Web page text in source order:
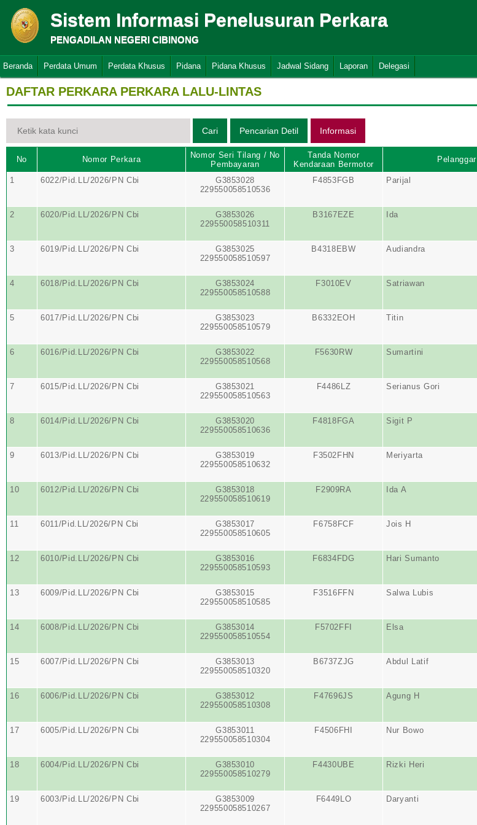
Sistem Informasi Penelusuran Perkara
PENGADILAN NEGERI CIBINONG
Beranda Perdata Umum Perdata Khusus Pidana Pidana Khusus Jadwal Sidang Laporan Delegasi
DAFTAR PERKARA PERKARA LALU-LINTAS
No Nomor Perkara
Nomor Seri Tilang / No
Pembayaran
Tanda Nomor
Kendaraan Bermotor
Pelanggar
1 6022/Pid.LL/2026/PN Cbi
G3853028
229550058510536
F4853FGB Parijal
2 6020/Pid.LL/2026/PN Cbi
G3853026
229550058510311
B3167EZE Ida
3 6019/Pid.LL/2026/PN Cbi
G3853025
229550058510597
B4318EBW Audiandra
4 6018/Pid.LL/2026/PN Cbi
G3853024
229550058510588
F3010EV Satriawan
5 6017/Pid.LL/2026/PN Cbi
G3853023
229550058510579
B6332EOH Titin
6 6016/Pid.LL/2026/PN Cbi
G3853022
229550058510568
F5630RW Sumartini
7 6015/Pid.LL/2026/PN Cbi
G3853021
229550058510563
F4486LZ Serianus Gori
8 6014/Pid.LL/2026/PN Cbi
G3853020
229550058510636
F4818FGA Sigit P
9 6013/Pid.LL/2026/PN Cbi
G3853019
229550058510632
F3502FHN Meriyarta
10 6012/Pid.LL/2026/PN Cbi
G3853018
229550058510619
F2909RA Ida A
11 6011/Pid.LL/2026/PN Cbi
G3853017
229550058510605
F6758FCF Jois H
12 6010/Pid.LL/2026/PN Cbi
G3853016
229550058510593
F6834FDG Hari Sumanto
13 6009/Pid.LL/2026/PN Cbi
G3853015
229550058510585
F3516FFN Salwa Lubis
14 6008/Pid.LL/2026/PN Cbi
G3853014
229550058510554
F5702FFI Elsa
15 6007/Pid.LL/2026/PN Cbi
G3853013
229550058510320
B6737ZJG Abdul Latif
16 6006/Pid.LL/2026/PN Cbi
G3853012
229550058510308
F47696JS Agung H
17 6005/Pid.LL/2026/PN Cbi
G3853011
229550058510304
F4506FHI Nur Bowo
18 6004/Pid.LL/2026/PN Cbi
G3853010
229550058510279
F4430UBE Rizki Heri
19 6003/Pid.LL/2026/PN Cbi
G3853009
229550058510267
F6449LO Daryanti